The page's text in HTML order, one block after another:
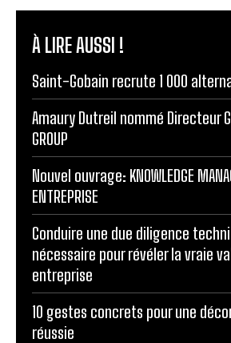
À LIRE AUSSI !
Saint-Gobain recrute 1 000
Amaury Dutreil nommé Directeur
GROUP
Nouvel ouvrage: KNOWLEDGE
ENTREPRISE
Conduire une due diligence
nécessaire pour révéler la vraie
entreprise
10 gestes concrets pour une
réussie